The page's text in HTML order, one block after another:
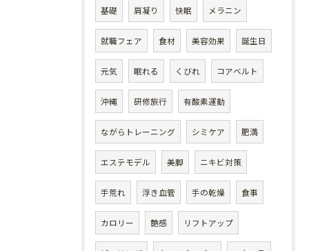
基礎 肩凝り 快眠 メラニン
就職フェア 食材 美容効果 誕生日
元気 眠れる くびれ コアベルト
沖縄 研修旅行 有酸素運動
ながらトレーニング シミケア 肥満
エステモデル 美脚 ニキビ対策
手荒れ 浮き血管 手の乾燥 食事
カロリー 艶感 リフトアップ